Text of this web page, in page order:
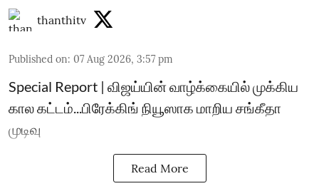
thanthitv
Published on: 07 Aug 2026, 3:57 pm
Special Report | விஜய்யின் வாழ்க்கையில் முக்கிய
கால கட்டம்...பிரேக்கிங் நியூஸாக மாறிய சங்கீதா
முடிவு
Read More